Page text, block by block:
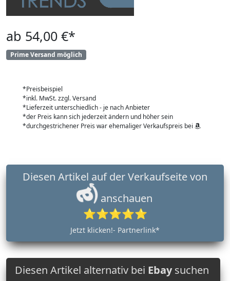
ab 54,00 €*
Prime Versand möglich
*Preisbeispiel
*inkl. MwSt. zzgl. Versand
*Lieferzeit unterschiedlich - je nach Anbieter
*der Preis kann sich jederzeit ändern und höher sein
*durchgestrichener Preis war ehemaliger Verkaufspreis bei
anschauen
⭐⭐⭐⭐⭐
Jetzt klicken!- Partnerlink*
Diesen Artikel alternativ bei Ebaysuchen